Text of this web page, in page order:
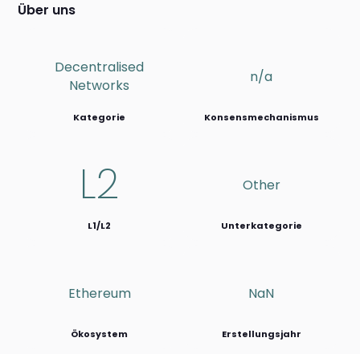
Über uns
Decentralised
Networks
Kategorie
n/a
Konsensmechanismus
L2
L1/L2
Other
Unterkategorie
Ethereum
Ökosystem
NaN
Erstellungsjahr